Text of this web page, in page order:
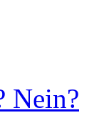
Nein?